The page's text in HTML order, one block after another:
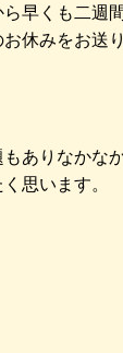
早くも二週
休みをお送
ありなかな
思います。